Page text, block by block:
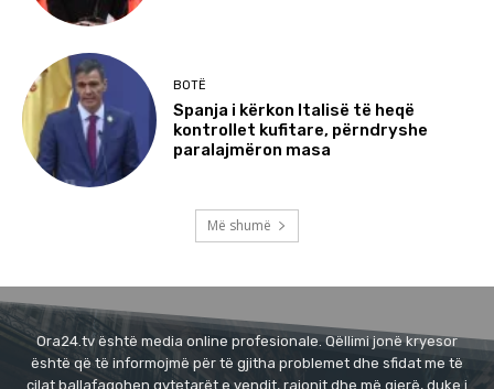
BOTË
Spanja i kërkon Italisë të heqë
kontrollet kufitare, përndryshe
paralajmëron masa
Më shumë
Ora24.tv është media online profesionale. Qëllimi jonë kryesor
është që të informojmë për të gjitha problemet dhe sfidat me të
cilat ballafaqohen qytetarët e vendit, rajonit dhe më gjerë, duke i